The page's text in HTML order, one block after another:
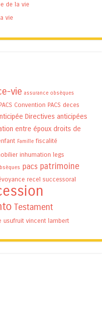
de la vie
vie
vie assurance obsèques
Convention PACS deces
Directives anticipées
entre époux droits de
Famille fiscalité
inhumation legs
pacs patrimoine
recel successoral
Testament
usufruit vincent lambert